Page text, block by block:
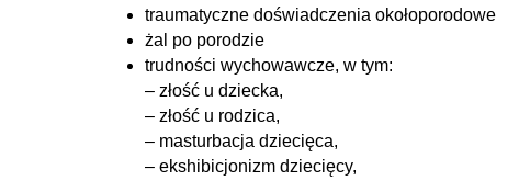
traumatyczne doświadczenia okołoporodowe
żal po porodzie
trudności wychowawcze, w tym:
– złość u dziecka,
– złość u rodzica,
– masturbacja dziecięca,
– ekshibicjonizm dziecięcy,